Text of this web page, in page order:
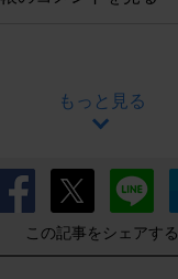
もっと見る
この記事をシェアする